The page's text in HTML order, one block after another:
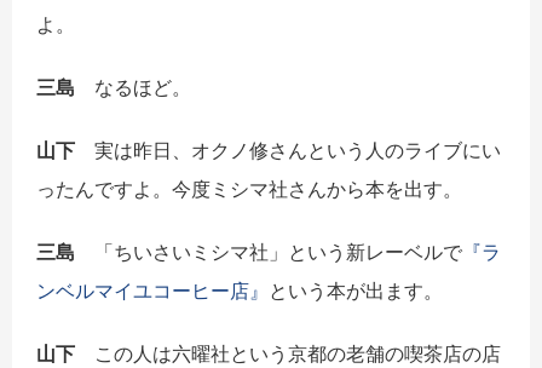
よ。
三島 なるほど。
山下 実は昨日、オクノ修さんという人のライブにい
ったんですよ。今度ミシマ社さんから本を出す。
三島 「ちいさいミシマ社」という新レーベルで 『ラ
ンベルマイユコーヒー店』 という本が出ます。
山下 この人は六曜社という京都の老舗の喫茶店の店